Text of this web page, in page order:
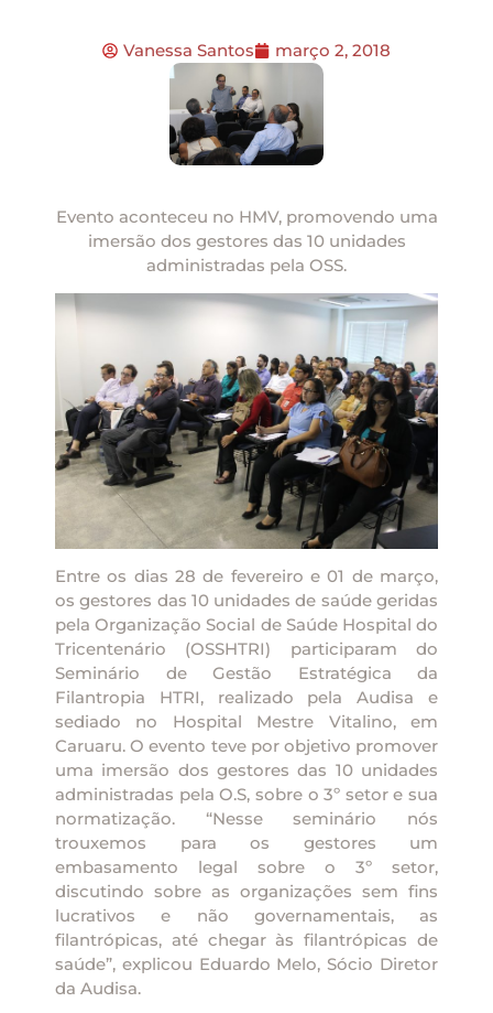
Vanessa Santos março 2, 2018
Evento aconteceu no HMV, promovendo uma
imersão dos gestores das 10 unidades
administradas pela OSS.
Entre os dias 28 de fevereiro e 01 de março,
os gestores das 10 unidades de saúde geridas
pela Organização Social de Saúde Hospital do
Tricentenário (OSSHTRI) participaram do
Seminário de Gestão Estratégica da
Filantropia HTRI, realizado pela Audisa e
sediado no Hospital Mestre Vitalino, em
Caruaru. O evento teve por objetivo promover
uma imersão dos gestores das 10 unidades
administradas pela O.S, sobre o 3º setor e sua
normatização. “Nesse seminário nós
trouxemos para os gestores um
embasamento legal sobre o 3º setor,
discutindo sobre as organizações sem fins
lucrativos e não governamentais, as
filantrópicas, até chegar às filantrópicas de
saúde”, explicou Eduardo Melo, Sócio Diretor
da Audisa.